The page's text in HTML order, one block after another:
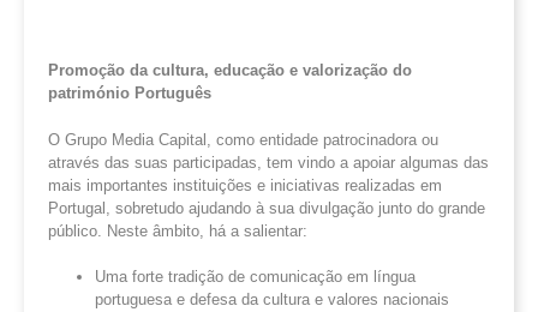
Promoção da cultura, educação e valorização do
património Português
O Grupo Media Capital, como entidade patrocinadora ou
através das suas participadas, tem vindo a apoiar algumas das
mais importantes instituições e iniciativas realizadas em
Portugal, sobretudo ajudando à sua divulgação junto do grande
público. Neste âmbito, há a salientar:
Uma forte tradição de comunicação em língua
portuguesa e defesa da cultura e valores nacionais